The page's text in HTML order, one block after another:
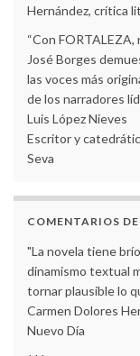
Hernández, crítica
“Con
José Borges
las voces más
de los narradores
Luis López Nieves
Escritor y
Seva
COMENTARIOS
"La novela tiene
dinamismo textual
tornar plausible lo
Carmen Dolores
Nuevo Día